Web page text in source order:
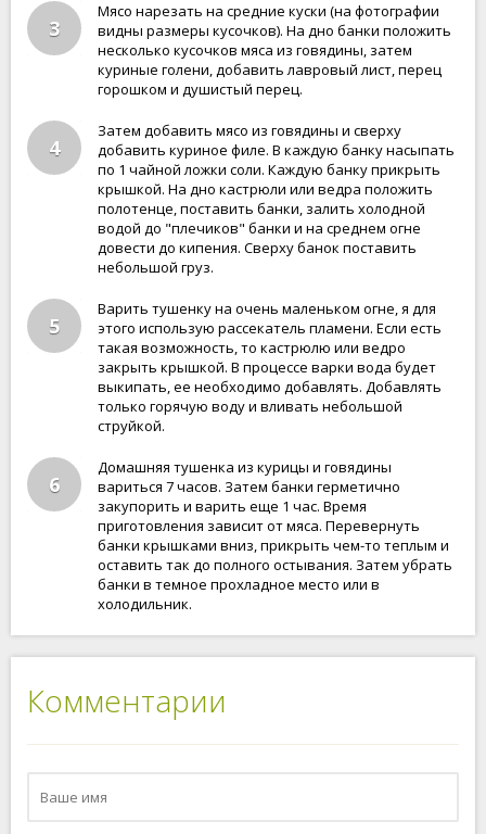
3
Мясо нарезать на средние куски (на фотографии
видны размеры кусочков). На дно банки положить
несколько кусочков мяса из говядины, затем
куриные голени, добавить лавровый лист, перец
горошком и душистый перец.
4
Затем добавить мясо из говядины и сверху
добавить куриное филе. В каждую банку насыпать
по 1 чайной ложки соли. Каждую банку прикрыть
крышкой. На дно кастрюли или ведра положить
полотенце, поставить банки, залить холодной
водой до "плечиков" банки и на среднем огне
довести до кипения. Сверху банок поставить
небольшой груз.
5
Варить тушенку на очень маленьком огне, я для
этого использую рассекатель пламени. Если есть
такая возможность, то кастрюлю или ведро
закрыть крышкой. В процессе варки вода будет
выкипать, ее необходимо добавлять. Добавлять
только горячую воду и вливать небольшой
струйкой.
6
Домашняя тушенка из курицы и говядины
вариться 7 часов. Затем банки герметично
закупорить и варить еще 1 час. Время
приготовления зависит от мяса. Перевернуть
банки крышками вниз, прикрыть чем-то теплым и
оставить так до полного остывания. Затем убрать
банки в темное прохладное место или в
холодильник.
Комментарии